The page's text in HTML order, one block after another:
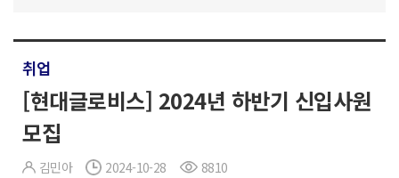
취업
[현대글로비스] 2024년 하반기 신입사원
모집
김민아 2024-10-28 8810